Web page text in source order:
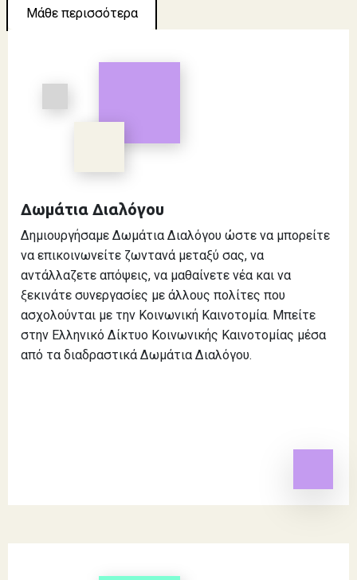
Μάθε περισσότερα
Δωμάτια Διαλόγου
Δημιουργήσαμε Δωμάτια Διαλόγου ώστε να μπορείτε
να επικοινωνείτε ζωντανά μεταξύ σας, να
αντάλλαζετε απόψεις, να μαθαίνετε νέα και να
ξεκινάτε συνεργασίες με άλλους πολίτες που
ασχολούνται με την Κοινωνική Καινοτομία. Μπείτε
στην Ελληνικό Δίκτυο Κοινωνικής Καινοτομίας μέσα
από τα διαδραστικά Δωμάτια Διαλόγου.